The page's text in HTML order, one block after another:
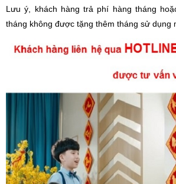
Lưu ý, khách hàng trả phí hàng tháng
tháng không được tặng thêm tháng sử dụng